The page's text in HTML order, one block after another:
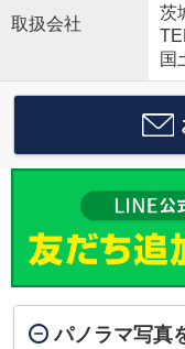
取扱会社
茨
国
パノラマ写真